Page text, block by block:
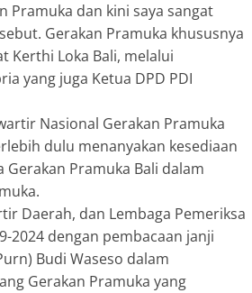
Pramuka dan kini saya sangat
Gerakan Pramuka khususnya
Kerthi Loka Bali, melalui
yang juga Ketua DPD PDI
Nasional Gerakan Pramuka
dulu menanyakan kesediaan
Pramuka Bali dalam
Daerah, dan Lembaga Pemeriksa
2024 dengan pembacaan janji
Budi Waseso dalam
Gerakan Pramuka yang